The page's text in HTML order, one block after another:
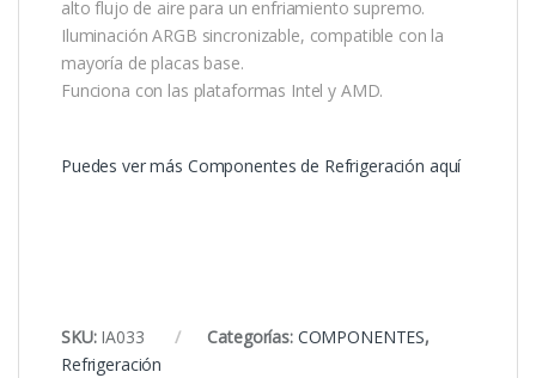
alto flujo de aire para un enfriamiento supremo.
Iluminación ARGB sincronizable, compatible con la
mayoría de placas base.
Funciona con las plataformas Intel y AMD.
Puedes ver más Componentes de Refrigeración aquí
SKU: IA033 Categorías: COMPONENTES,
Refrigeración